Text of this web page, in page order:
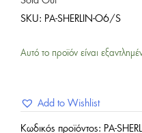
SKU: PA-SHERLIN-O6/S
Αυτό το προϊόν είναι
Add to Wishlist
Κωδικός προϊόντος: PA-